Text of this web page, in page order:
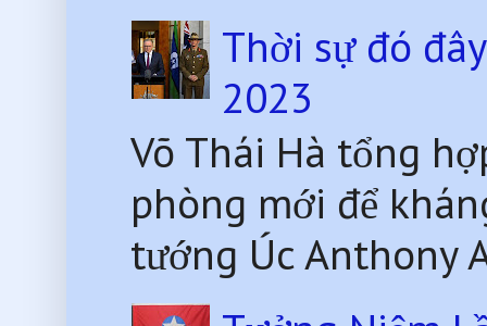
Thời sự đó
2023
Võ Thái Hà tổng
phòng mới để
tướng Úc Anthony